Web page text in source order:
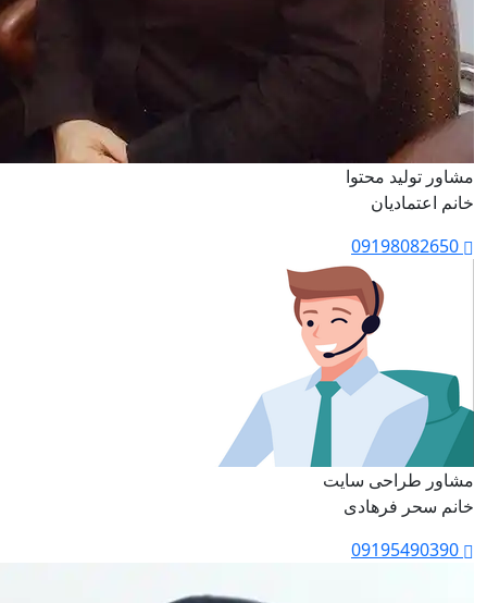
مشاور تولید محتوا
خانم اعتمادیان
مشاور طراحی سایت
خانم سحر فرهادی